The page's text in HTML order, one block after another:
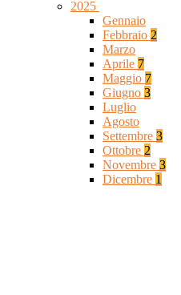
2025
Gennaio
Febbraio 2
Marzo
Aprile 7
Maggio 7
Giugno 3
Luglio
Agosto
Settembre 3
Ottobre 2
Novembre 3
Dicembre 1